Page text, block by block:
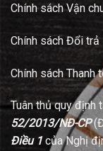
Chính sách Vận
Chính sách Đổi trả
Chính sách Thanh
Tuân thủ quy định
52/2013/NĐ-CP
Điều 1của Nghị